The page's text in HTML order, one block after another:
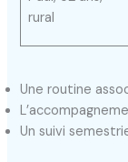
rural
Une routine
Un suivi